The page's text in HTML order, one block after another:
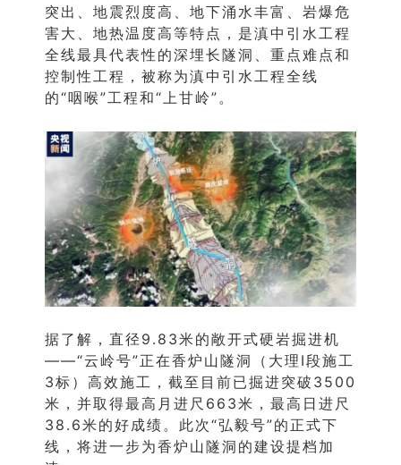
突出、地震烈度高、地下涌水丰富、岩爆危
害大、地热温度高等特点，是滇中引水工程
全线最具代表性的深埋长隧洞、重点难点和
控制性工程，被称为滇中引水工程全线
的“咽喉”工程和“上甘岭”。
据了解，直径9.83米的敞开式硬岩掘进机
——“云岭号”正在香炉山隧洞
（大理I段施工
3标）高效施工，截至目前已掘进突破3500
米，并取得最高月进尺663米，最高日进尺
38.6米的好成绩。此次“弘毅号”的正式下
线，将进一步为香炉山隧洞的建设提档加